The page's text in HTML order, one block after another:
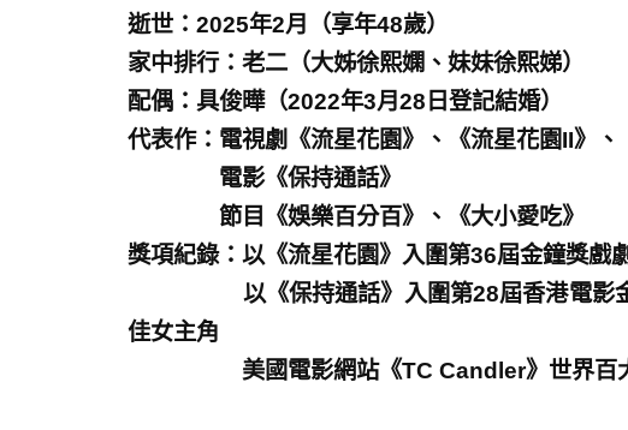
逝世：2025年2月（享年48歲）
家中排行：老二（大姊徐熙嫻、妹妹徐熙娣）
配偶：具俊曄（2022年3月28日登記結婚）
代表作：電視劇《流星花園》、《流星花園II》、
電影《保持通話》
節目《娛樂百分百》、《大小愛吃》
獎項紀錄：以《流星花園》入圍第36屆金鐘獎戲
以《保持通話》入圍第28屆香港電影金像
佳女主角
美國電影網站《TC Candler》世界百大